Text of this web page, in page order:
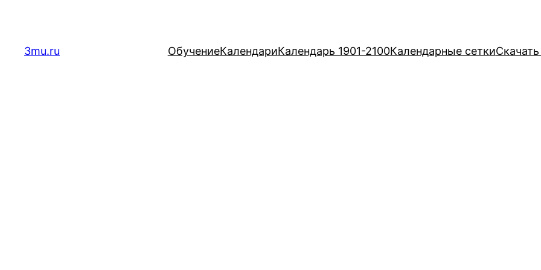
содержимому
3mu.ru ОбучениеКалендариКалендарь 1901-2100Календарные сетки